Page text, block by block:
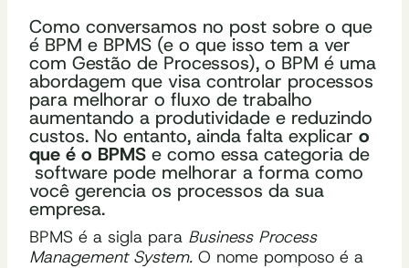
Como conversamos no post sobre o que
é BPM e BPMS (e o que isso tem a ver
com Gestão de Processos), o BPM é uma
abordagem que visa controlar processos
para melhorar o fluxo de trabalho
aumentando a produtividade e reduzindo
custos. No entanto, ainda falta explicar o
que é o BPMS e como essa categoria de
software pode melhorar a forma como
você gerencia os processos da sua
empresa.
BPMS é a sigla para Business Process
Management System. O nome pomposo é a